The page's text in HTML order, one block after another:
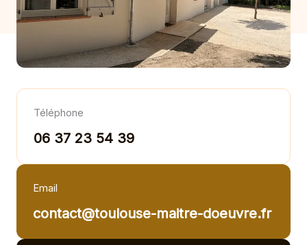
Téléphone
06 37 23 54 39
Email
contact@toulouse-maitre-doeuvre.fr